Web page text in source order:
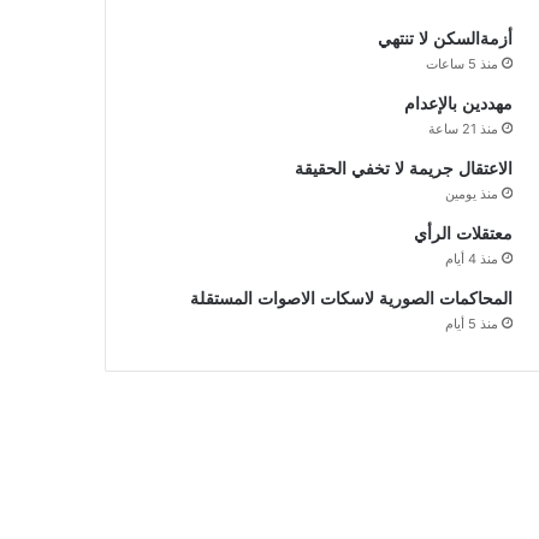
أزمةالسكن لا تنتهي
منذ 5 ساعات
مهددين بالإعدام
منذ 21 ساعة
الاعتقال جريمة لا تخفي الحقيقة
منذ يومين
معتقلات الرأي
منذ 4 أيام
المحاكمات الصورية لاسكات الاصوات المستقلة
منذ 5 أيام